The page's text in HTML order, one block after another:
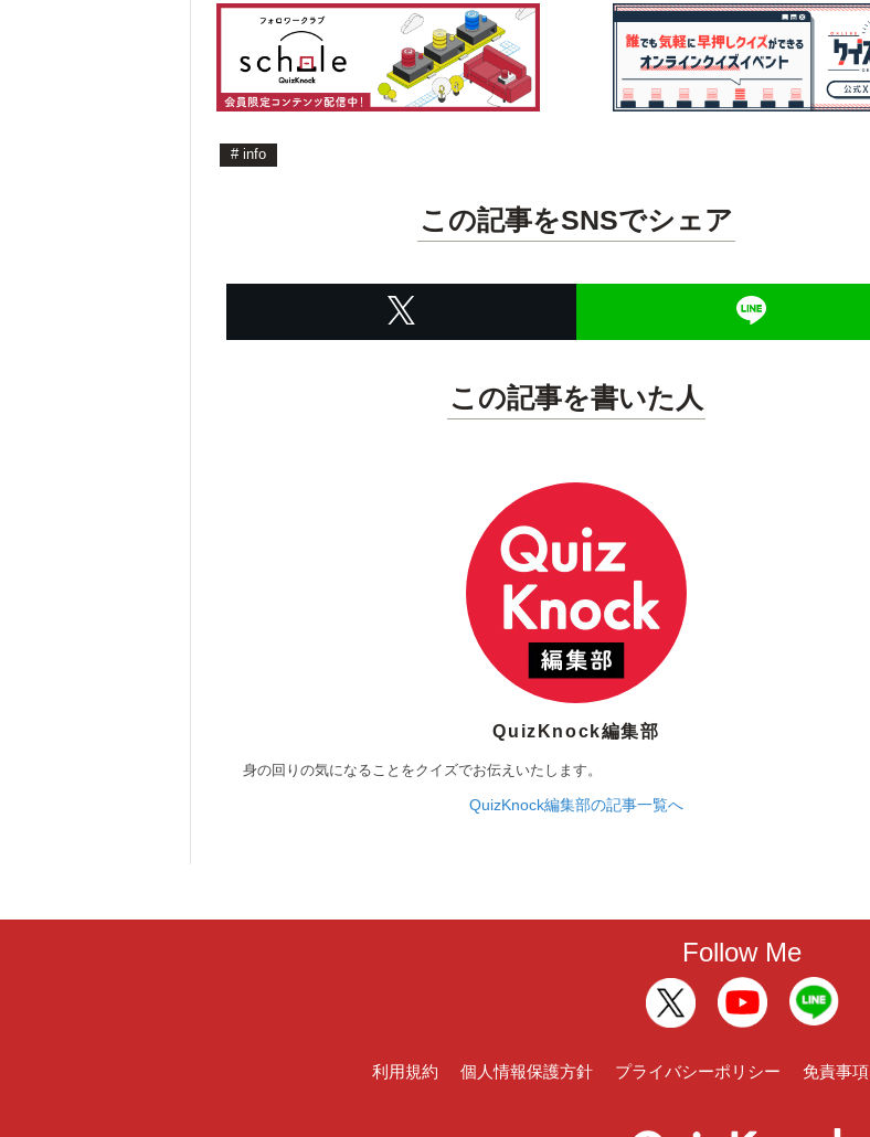
# info
この記事をSNSでシェア
この記事を書いた人
QuizKnock編集部
身の回りの気になることをクイズでお伝えいたします。
QuizKnock編集部の記事一覧へ
Follow Me
利用規約 個人情報保護方針 プライバシーポリシー 免責事項